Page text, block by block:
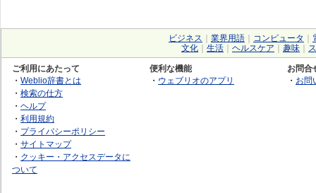
ビジネス 業界用語 コンピュータ
文化
生活 ヘルスケア 趣味
ご利用にあたって
・ Weblio辞書とは
・ 検索の仕方
・ ヘルプ
・ 利用規約
・ プライバシーポリシー
・ サイトマップ
・ クッキー・アクセスデータに
ついて
便利な機能
・ ウェブリオのアプリ
お問合
・ お問